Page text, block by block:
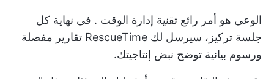
الوعي هو أمر رائع تقنية إدارة الوقت . في نهاية كل
جلسة تركيز، سيرسل لك RescueTime تقارير مفصلة
ورسوم بيانية توضح نبض إنتاجيتك.